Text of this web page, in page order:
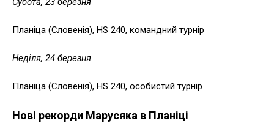
Планіца (Словенія), HS 240, командний турнір
Неділя, 24 березня
Планіца (Словенія), HS 240, особистий турнір
Нові рекорди Марусяка в Планіці